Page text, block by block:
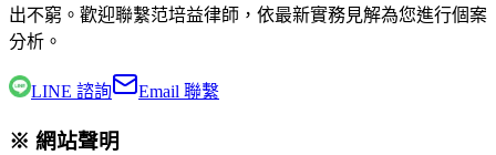
出不窮。歡迎聯繫范培益律師 ，依最新實務見解為您進行個案
分析。
LINE 諮詢 Email 聯繫
※ 網站聲明